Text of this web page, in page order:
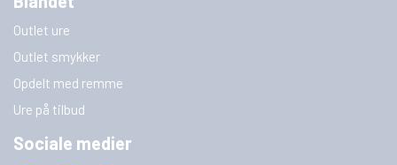
Outlet ure
Outlet smykker
Opdelt med remme
Ure på tilbud
Sociale medier